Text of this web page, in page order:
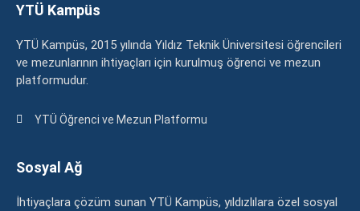
YTÜ Kampüs
YTÜ Kampüs, 2015 yılında Yıldız Teknik Üniversitesi öğrencileri
ve mezunlarının ihtiyaçları için kurulmuş öğrenci ve mezun
platformudur.
YTÜ Öğrenci ve Mezun Platformu
Sosyal Ağ
İhtiyaçlara çözüm sunan YTÜ Kampüs, yıldızlılara özel sosyal